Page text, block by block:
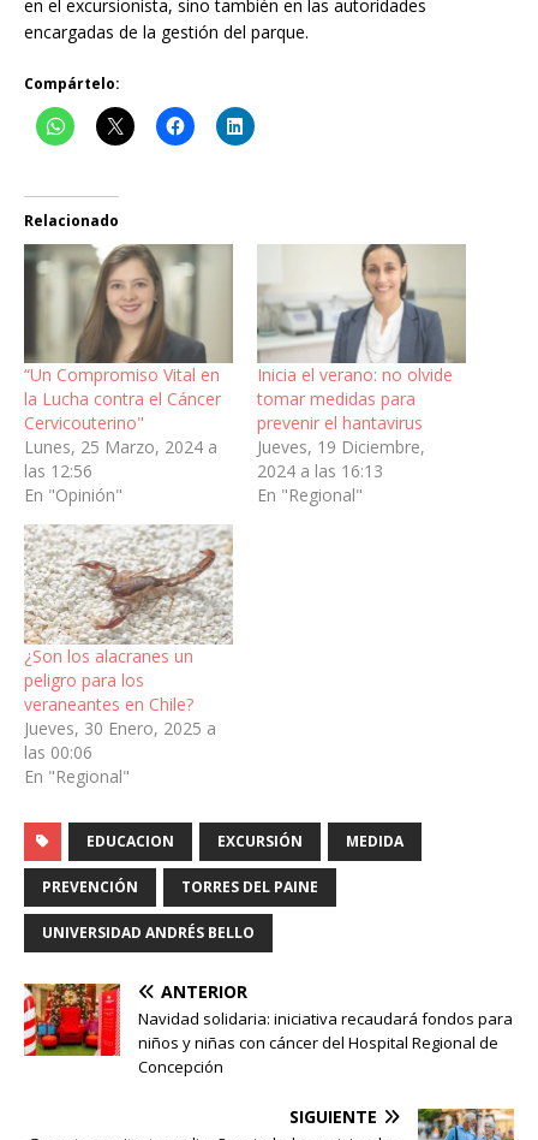
en el excursionista, sino también en las autoridades
encargadas de la gestión del parque.
Compártelo:
Relacionado
“Un Compromiso Vital en
la Lucha contra el Cáncer
Cervicouterino"
Lunes, 25 Marzo, 2024 a
las 12:56
En "Opinión"
Inicia el verano: no olvide
tomar medidas para
prevenir el hantavirus
Jueves, 19 Diciembre,
2024 a las 16:13
En "Regional"
¿Son los alacranes un
peligro para los
veraneantes en Chile?
Jueves, 30 Enero, 2025 a
las 00:06
En "Regional"
EDUCACION EXCURSIÓN MEDIDA
PREVENCIÓN TORRES DEL PAINE
UNIVERSIDAD ANDRÉS BELLO
ANTERIOR
Navidad solidaria: iniciativa recaudará fondos para
niños y niñas con cáncer del Hospital Regional de
Concepción
SIGUIENTE